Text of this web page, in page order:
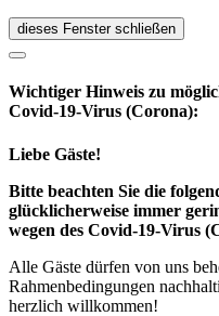
dieses Fenster schließen
Wichtiger Hinweis zu
Covid-19-Virus (Corona):
Liebe Gäste!
Bitte beachten Sie die
glücklicherweise immer
wegen des Covid-19-Virus
Alle Gäste dürfen von uns
Rahmenbedingungen
herzlich willkommen!